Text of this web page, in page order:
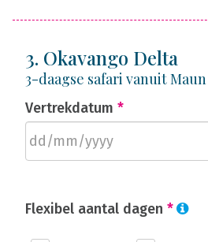
3. Okavango Delta
3-daagse safari vanuit Maun
Vertrekdatum *
Flexibel aantal dagen *